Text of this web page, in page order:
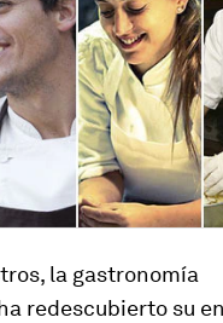
la gastronomía
redescubierto su